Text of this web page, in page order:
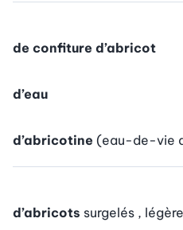
de confiture d’abricot
d’eau
d’abricotine (eau-de-vie
d’abricots surgelés ,